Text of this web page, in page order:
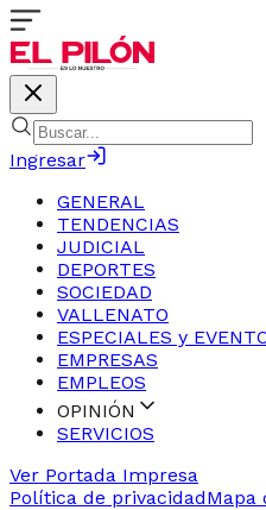
Ingresar
GENERAL
TENDENCIAS
JUDICIAL
DEPORTES
SOCIEDAD
VALLENATO
ESPECIALES y
EMPRESAS
EMPLEOS
OPINIÓN
SERVICIOS
Ver Portada Impresa
Política de privacidadMapa